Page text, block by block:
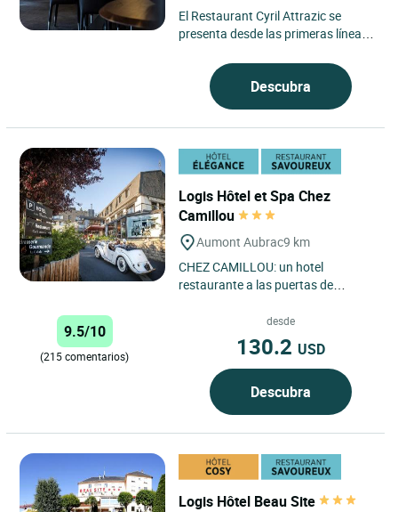
El Restaurant Cyril Attrazic se
presenta desde las primeras líneas
ligada a su paisaje. Esta...
Descubra
Logis Hôtel et Spa Chez
Camillou
Aumont Aubrac9 km
CHEZ CAMILLOU: un hotel
restaurante a las puertas de
entre el Midi y Auvernia, 35
9.5/10
(215 comentarios)
desde
130.2 USD
Descubra
Logis Hôtel Beau Site